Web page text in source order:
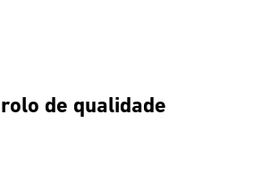
de qualidade